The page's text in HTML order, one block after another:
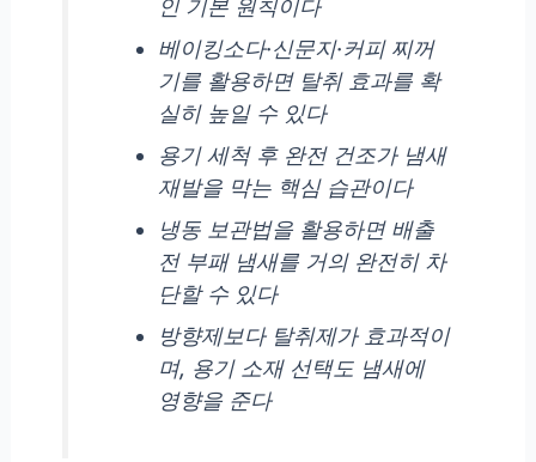
인 기본 원칙이다
베이킹소다·신문지·커피 찌꺼
기를 활용하면 탈취 효과를 확
실히 높일 수 있다
용기 세척 후 완전 건조가 냄새
재발을 막는 핵심 습관이다
냉동 보관법을 활용하면 배출
전 부패 냄새를 거의 완전히 차
단할 수 있다
방향제보다 탈취제가 효과적이
며, 용기 소재 선택도 냄새에
영향을 준다